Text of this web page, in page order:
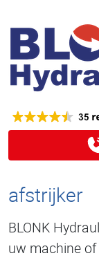
afstrijker
BLONK
uw machine